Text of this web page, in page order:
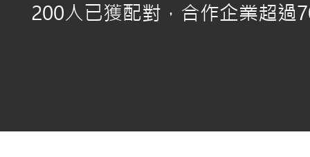
200人已獲配對，合作企業超過